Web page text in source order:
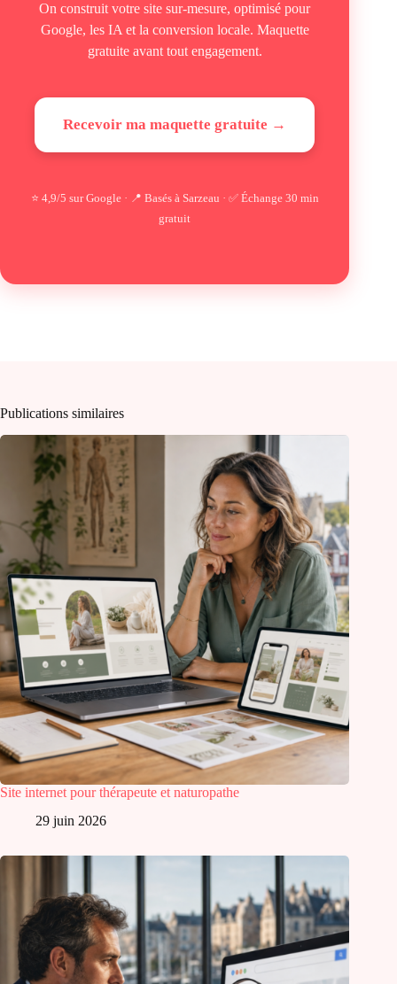
On construit votre site sur-mesure, optimisé pour
Google, les IA et la conversion locale. Maquette
gratuite avant tout engagement.
Recevoir ma maquette gratuite →
⭐ 4,9/5 sur Google · 📍 Basés à Sarzeau · ✅ Échange 30 min
gratuit
Publications similaires
Site internet pour thérapeute et naturopathe
29 juin 2026